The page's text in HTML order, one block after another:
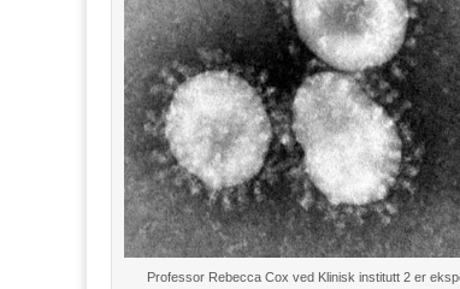
Professor Rebecca Cox ved Klinisk institutt 2 er